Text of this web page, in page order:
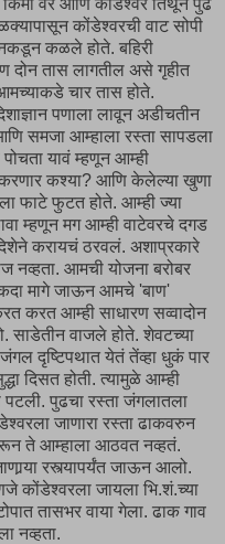
कोंडेश्वरची वाट सोपी
कळले होते. बहिरी
दोन तास लागतील असे गृहीत
चार तास होते.
पणाला लावून अडीचतीन
समजा आम्हाला रस्ता सापडला
यावं म्हणून आम्ही
कश्या? आणि केलेल्या खुणा
फाटे फुटत होते. आम्ही ज्या
म्हणून मग आम्ही वाटेवरचे दगड
करायचं ठरवलं. अशाप्रकारे
नव्हता. आमची योजना बरोबर
मागे जाऊन आमचे 'बाण'
करत आम्ही साधारण सव्वादोन
साडेतीन वाजले होते. शेवटच्या
दृष्टिपथात येतं तेंव्हा धुकं पार
दिसत होती. त्यामुळे आम्ही
पटली. पुढचा रस्ता जंगलातला
जाणारा रस्ता ढाकवरुन
ते आम्हाला आठवत नव्हतं.
रस्त्यापर्यंत जाऊन आलो.
कोंडेश्वरला जायला भि.शं.च्या
तासभर वाया गेला. ढाक गाव
नव्हता.